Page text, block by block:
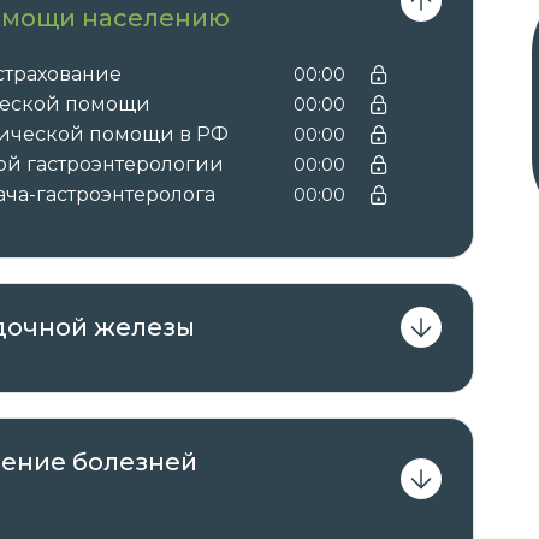
справочниках по должности,
требованию к
необходимым для исполнения
получаете документы установленного
в системе ФИС ФРДО.
курса.
населению
00:00
помощи 00:00
помощи в РФ 00:00
гастроэнтерологии 00:00
гастроэнтеролога 00:00
железы
болезней